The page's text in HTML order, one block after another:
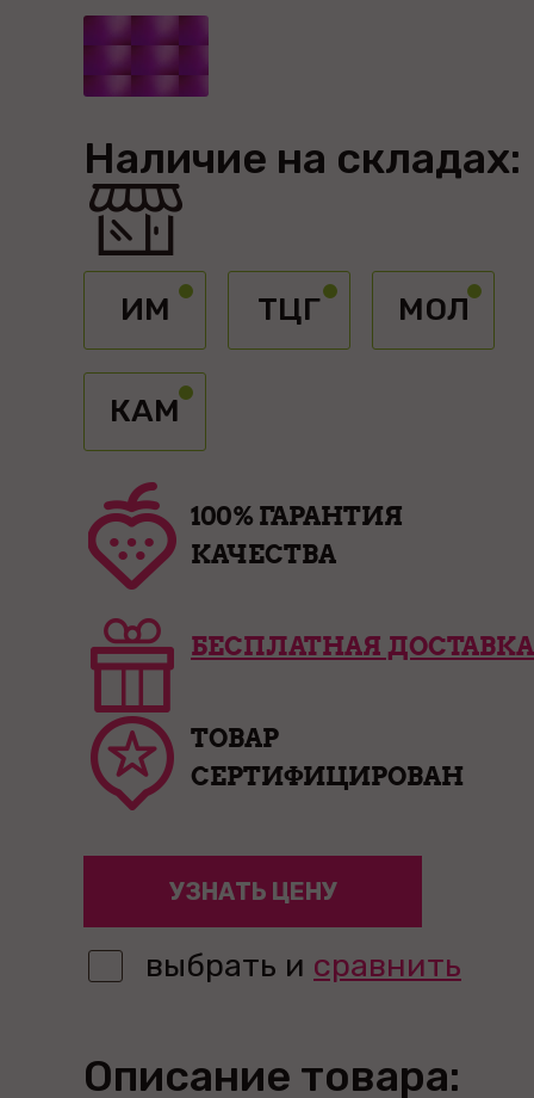
Наличие на складах:
ИМ ТЦГ МОЛ
КАМ
100% ГАРАНТИЯ
КАЧЕСТВА
БЕСПЛАТНАЯ ДОСТАВКА
ТОВАР
СЕРТИФИЦИРОВАН
УЗНАТЬ ЦЕНУ
выбрать и сравнить
Описание товара: